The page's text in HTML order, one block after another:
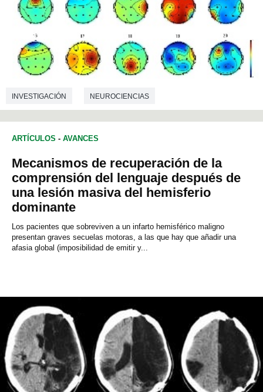
INVESTIGACIÓN NEUROCIENCIAS
CIENCIAS DE LA COMUNICACIÓN
ARTÍCULOS - AVANCES
Mecanismos de recuperación de la
comprensión del lenguaje después de
una lesión masiva del hemisferio
dominante
Los pacientes que sobreviven a un infarto hemisférico maligno
presentan graves secuelas motoras, a las que hay que añadir una
afasia global (imposibilidad de emitir y...